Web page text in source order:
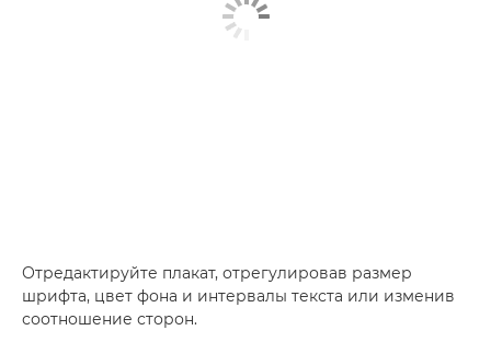
Отредактируйте плакат, отрегулировав размер
шрифта, цвет фона и интервалы текста или изменив
соотношение сторон.